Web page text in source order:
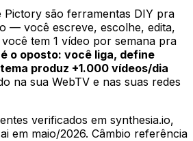
Pictory são ferramentas DIY pra
— você escreve, escolhe, edita,
tem 1 vídeo por semana pra
o oposto: você liga, define
produz +1.000 vídeos/dia
na sua WebTV e nas suas redes
verificados em synthesia.io,
em maio/2026. Câmbio referência